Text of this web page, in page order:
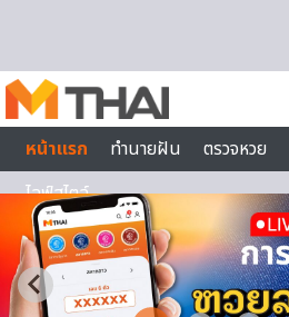
หน้าแรก
ทำนายฝัน ตรวจหวย
ไลฟ์สไตล์